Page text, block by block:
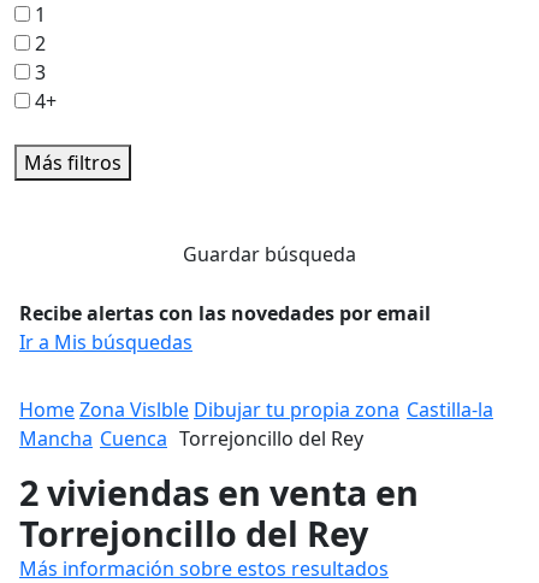
1
2
3
4+
Más filtros
Guardar búsqueda
Recibe alertas con las novedades por email
Ir a Mis búsquedas
HomeZona Vislble Dibujar tu propia zona Castilla-la
Mancha Cuenca Torrejoncillo del Rey
2 viviendas en venta en
Torrejoncillo del Rey
Más información sobre estos resultados